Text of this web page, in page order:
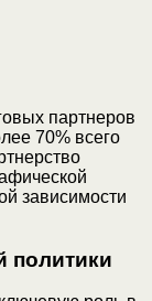
партнеров
70% всего
зависимости
политики